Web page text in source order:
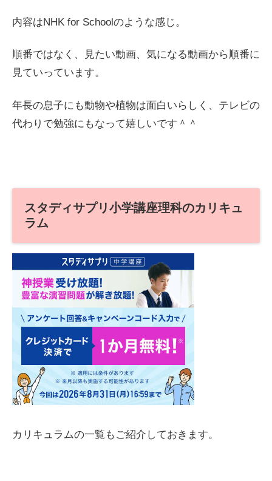
内容はNHK for Schoolのような感じ。
順番ではなく、見たい動画、気になる動画から順番に
見ていっています。
年長の息子にも動物や植物は面白いらしく、テレビの
代わりで勉強にもなって嬉しいです＾＾
スタディサプリ小学講座理科のカリキュ
ラム
カリキュラムの一覧もご紹介しておきます。